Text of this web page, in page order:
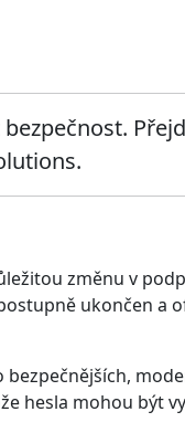
změnu v
ukončen a
hesla mohou být